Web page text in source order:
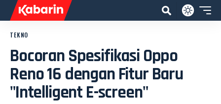
TEKNO
Bocoran Spesifikasi Oppo
Reno 16 dengan Fitur Baru
"Intelligent E-screen"